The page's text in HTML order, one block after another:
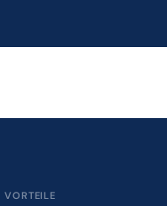
VORTEILE